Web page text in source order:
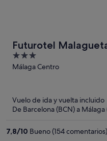
Futurotel
Beach
3
out
Málaga Centro
Vuelo de ida y vuelta incluido
De Barcelona (BCN) a Málaga
7,8/10 Bueno (154 comentarios)